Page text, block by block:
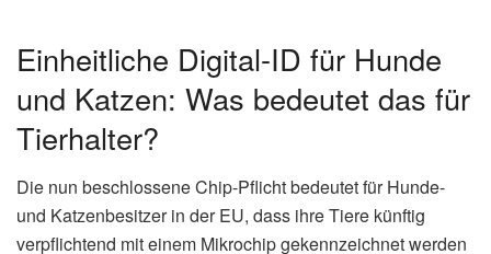
Einheitliche Digital-ID für Hunde
und Katzen: Was bedeutet das für
Tierhalter?
Die nun beschlossene Chip-Pflicht bedeutet für Hunde-
und Katzenbesitzer in der EU, dass ihre Tiere künftig
verpflichtend mit einem Mikrochip gekennzeichnet werden